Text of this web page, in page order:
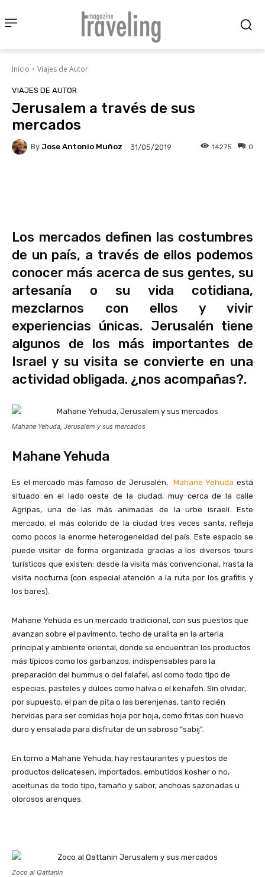
Inicio Viajes de Autor
VIAJES DE AUTOR
Jerusalem a través de sus
mercados
By Jose Antonio Muñoz 31/05/2019 0
14275
Los mercados definen las costumbres
de un país, a través de ellos podemos
conocer más acerca de sus gentes, su
artesanía o su vida cotidiana,
mezclarnos con ellos y vivir
experiencias únicas. Jerusalén tiene
algunos de los más importantes de
Israel y su visita se convierte en una
actividad obligada. ¿nos acompañas?.
Mahane Yehuda, Jerusalem y sus mercados
Mahane Yehuda
Es el mercado más famoso de Jerusalén, Mahane Yehudaestá
situado en el lado oeste de la ciudad, muy cerca de la calle
Agripas, una de las más animadas de la urbe israelí. Este
mercado, el más colorido de la ciudad tres veces santa, refleja
como pocos la enorme heterogeneidad del país. Este espacio se
puede visitar de forma organizada gracias a los diversos tours
turísticos que existen: desde la visita más convencional, hasta la
visita nocturna (con especial atención a la ruta por los grafitis y
los bares).
Mahane Yehuda es un mercado tradicional, con sus puestos que
avanzan sobre el pavimento, techo de uralita en la arteria
principal y ambiente oriental, donde se encuentran los productos
más típicos como los garbanzos, indispensables para la
preparación del hummus o del falafel, así como todo tipo de
especias, pasteles y dulces como halva o el kenafeh. Sin olvidar,
por supuesto, el pan de pita o las berenjenas, tanto recién
hervidas para ser comidas hoja por hoja, como fritas con huevo
duro y ensalada para disfrutar de un sabroso “sabij”.
En torno a Mahane Yehuda, hay restaurantes y puestos de
productos delicatesen, importados, embutidos kosher o no,
aceitunas de todo tipo, tamaño y sabor, anchoas sazonadas u
olorosos arenques.
Zoco al Qattanin